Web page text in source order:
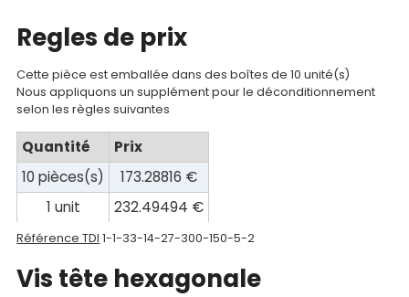
Documentations
Mon
compte
Mon
panier
Contact
Regles de prix
Cette pièce est emballée dans des boîtes de 10 unité(s)
Nous appliquons un supplément pour le déconditionnement
selon les règles suivantes
Quantité
Prix
10 pièces(s)
173.28816 €
1 unit
232.49494 €
Référence TDI 1-1-33-14-27-300-150-5-2
Vis tête hexagonale